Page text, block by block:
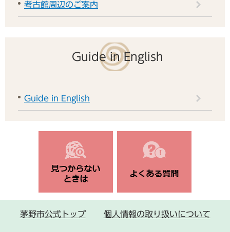
考古館周辺のご案内
Guide in English
Guide in English
茅野市公式トップ 個人情報の取り扱いについて